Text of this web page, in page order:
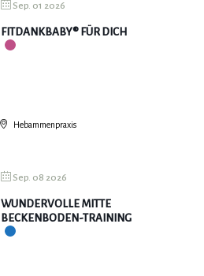
Sep. 01 2026
FITDANKBABY® FÜR DICH
Hebammenpraxis
Sep. 08 2026
WUNDERVOLLE MITTE
BECKENBODEN-TRAINING